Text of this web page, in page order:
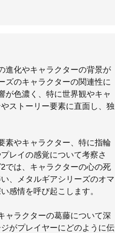
進化やキャラクターの背景が
ズのキャラクターの関連性に
が色濃く、特に世界観やキャ
ストーリー要素に直面し、独
素やキャラクター、特に指輪
レイの感覚について考察さ
では、キャラクターの心の死
、メタルギアシリーズのオマ
感情を呼び起こします。
ャラクターの葛藤について深
がプレイヤーにどのように伝